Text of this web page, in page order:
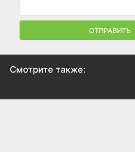
ОТПРАВИТЬ
Смотрите также: